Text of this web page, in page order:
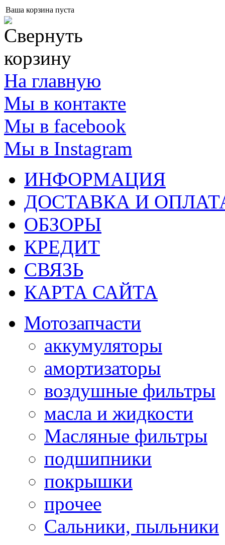
Ваша корзина пуста
На главную
Мы в контакте
Мы в facebook
Мы в Instagram
ИНФОРМАЦИЯ
ДОСТАВКА И
ОБЗОРЫ
КРЕДИТ
СВЯЗЬ
КАРТА САЙТА
Мотозапчасти
аккумуляторы
амортизаторы
воздушные фильтры
масла и жидкости
Масляные фильтры
подшипники
покрышки
прочее
Сальники, пыльники